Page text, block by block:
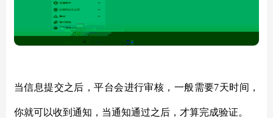
当信息提交之后，平台会进行审核，一般需要7天时间，
你就可以收到通知，当通知通过之后，才算完成验证。